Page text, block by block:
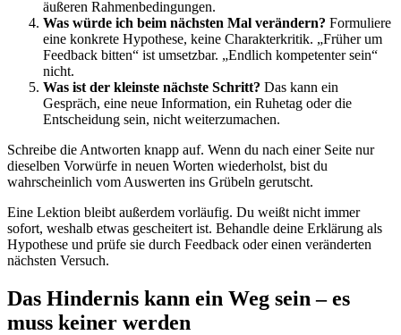
äußeren Rahmenbedingungen.
Was würde ich beim nächsten Mal verändern? Formuliere
eine konkrete Hypothese, keine Charakterkritik. „Früher um
Feedback bitten“ ist umsetzbar. „Endlich kompetenter sein“
nicht.
Was ist der kleinste nächste Schritt? Das kann ein
Gespräch, eine neue Information, ein Ruhetag oder die
Entscheidung sein, nicht weiterzumachen.
Schreibe die Antworten knapp auf. Wenn du nach einer Seite nur
dieselben Vorwürfe in neuen Worten wiederholst, bist du
wahrscheinlich vom Auswerten ins Grübeln gerutscht.
Eine Lektion bleibt außerdem vorläufig. Du weißt nicht immer
sofort, weshalb etwas gescheitert ist. Behandle deine Erklärung als
Hypothese und prüfe sie durch Feedback oder einen veränderten
nächsten Versuch.
Das Hindernis kann ein Weg sein – es
muss keiner werden